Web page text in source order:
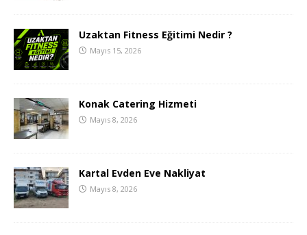
Uzaktan Fitness Eğitimi Nedir ?
Mayıs 15, 2026
Konak Catering Hizmeti
Mayıs 8, 2026
Kartal Evden Eve Nakliyat
Mayıs 8, 2026